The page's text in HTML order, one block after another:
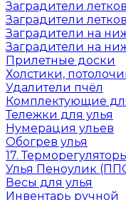
Заградители
Заградители
Заградители на
Заградители на
Прилетные доски
Холстики,
Удалители пчёл
Комплектующие
Тележки для улья
Нумерация ульев
Обогрев улья
17.
Улья Пеноулик
Весы для улья
Инвентарь ручной